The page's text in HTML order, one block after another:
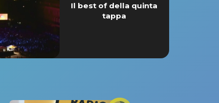
Il best of della quinta
tappa